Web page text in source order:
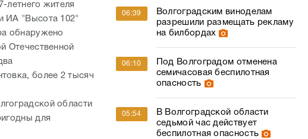
летнего жителя
ИА "Высота 102"
обнаружено
Отечественной
более 2 тысяч
области
для
06:39
Волгоградским виноделам
разрешили размещать рекламу
на билбордах
06:10
Под Волгоградом отменена
семичасовая беспилотная
опасность
05:54
В Волгоградской области
седьмой час действует
беспилотная опасность